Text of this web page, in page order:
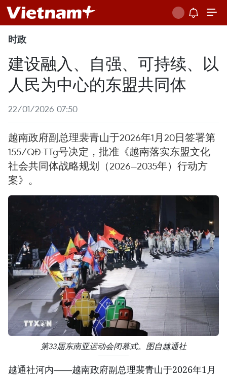
时政
建设融入、自强、可持续、以
人民为中心的东盟共同体
22/01/2026 07:50
越南政府副总理裴青山于2026年1月20日签署第
155/QĐ-TTg号决定，批准《越南落实东盟文化
社会共同体战略规划（2026—2035年）行动方
案》。
第33届东南亚运动会闭幕式。图自越通社
越通社河内——越南政府副总理裴青山于2026年1月